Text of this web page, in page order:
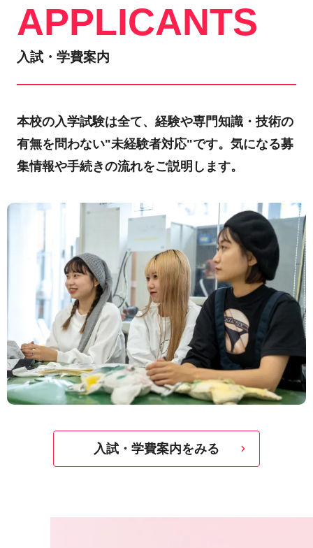
APPLICANTS
入試・学費案内
本校の入学試験は全て、経験や専門知識・技術の
有無を問わない"未経験者対応"です。気になる募
集情報や手続きの流れをご説明します。
入試・学費案内をみる